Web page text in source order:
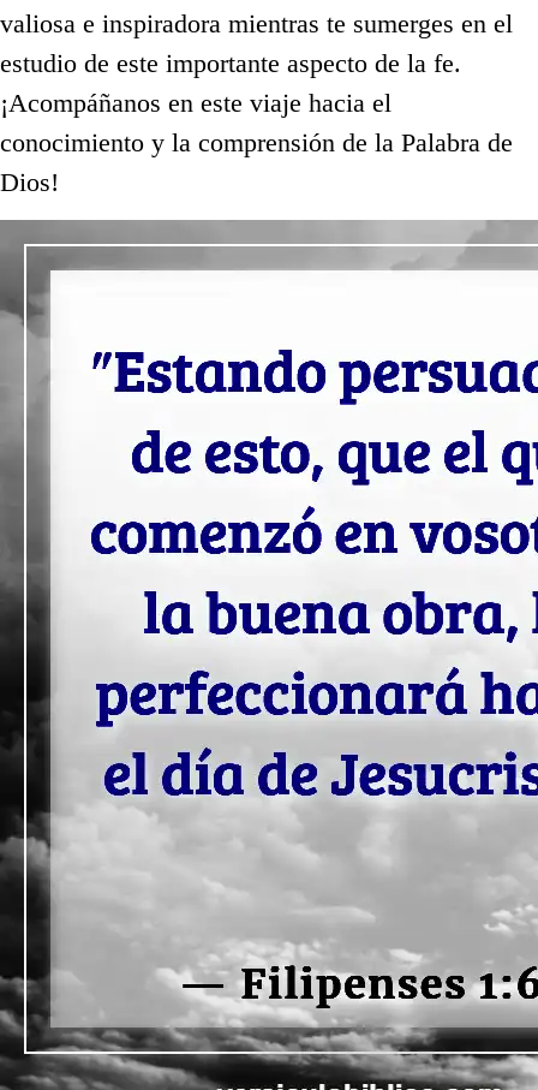
valiosa e inspiradora mientras te sumerges en el
estudio de este importante aspecto de la fe.
¡Acompáñanos en este viaje hacia el
conocimiento y la comprensión de la Palabra de
Dios!